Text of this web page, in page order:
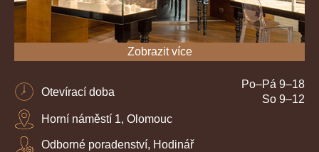
Zobrazit více
Otevírací doba
Po–Pá 9–18
So 9–12
Horní náměstí 1, Olomouc
Odborné poradenství, Hodinář